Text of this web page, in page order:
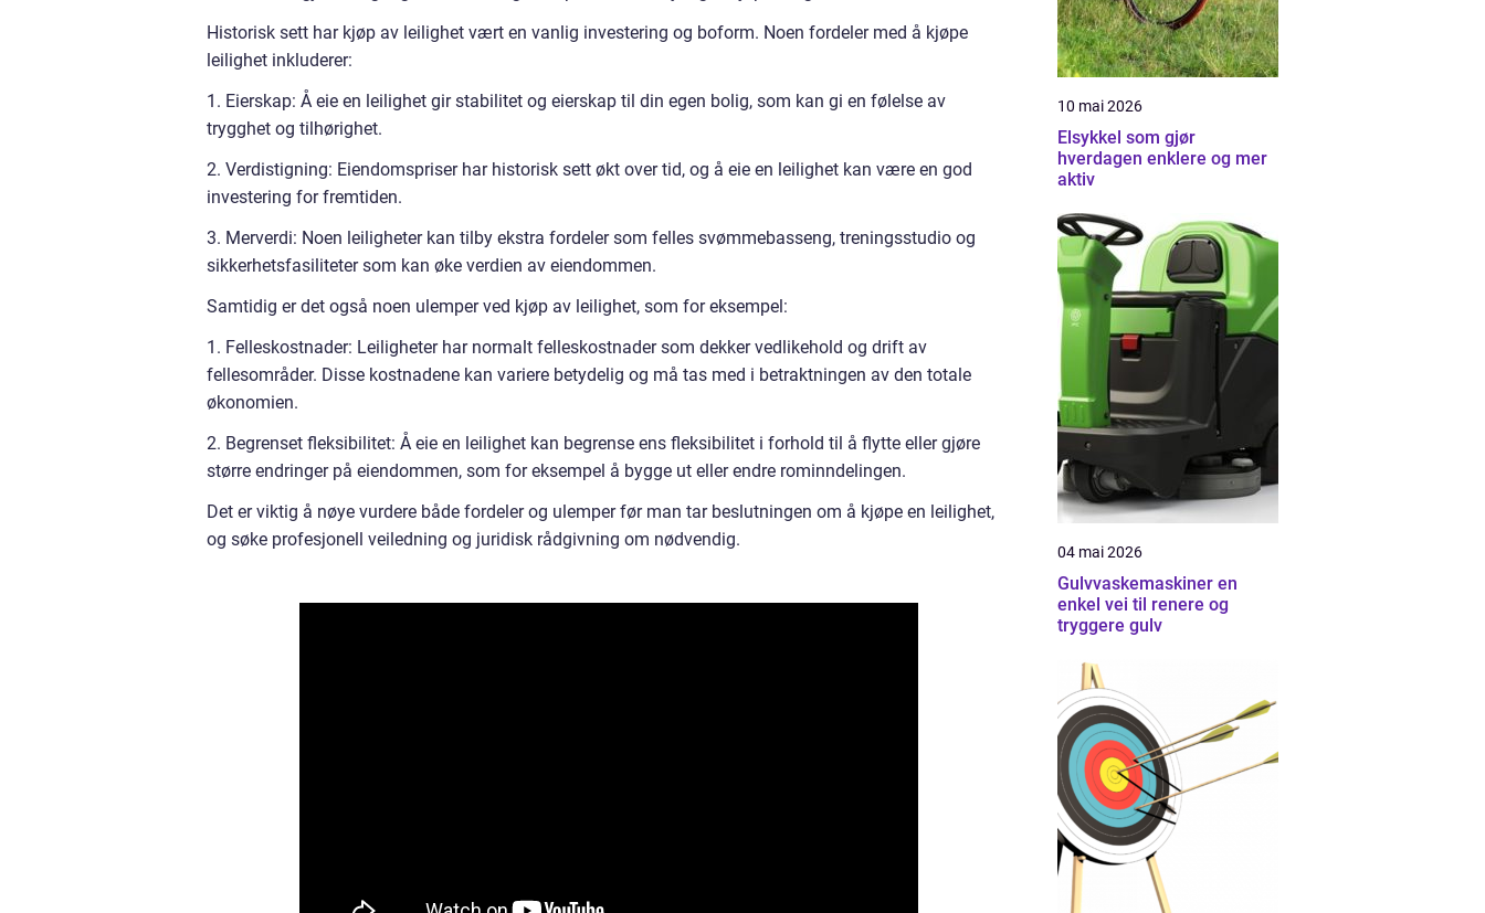
Historisk sett har kjøp av leilighet vært en vanlig investering og boform. Noen fordeler med å kjøpe
leilighet inkluderer:
1. Eierskap: Å eie en leilighet gir stabilitet og eierskap til din egen bolig, som kan gi en følelse av
trygghet og tilhørighet.
2. Verdistigning: Eiendomspriser har historisk sett økt over tid, og å eie en leilighet kan være en god
investering for fremtiden.
3. Merverdi: Noen leiligheter kan tilby ekstra fordeler som felles svømmebasseng, treningsstudio og
sikkerhetsfasiliteter som kan øke verdien av eiendommen.
Samtidig er det også noen ulemper ved kjøp av leilighet, som for eksempel:
1. Felleskostnader: Leiligheter har normalt felleskostnader som dekker vedlikehold og drift av
fellesområder. Disse kostnadene kan variere betydelig og må tas med i betraktningen av den totale
økonomien.
2. Begrenset fleksibilitet: Å eie en leilighet kan begrense ens fleksibilitet i forhold til å flytte eller gjøre
større endringer på eiendommen, som for eksempel å bygge ut eller endre rominndelingen.
Det er viktig å nøye vurdere både fordeler og ulemper før man tar beslutningen om å kjøpe en leilighet,
og søke profesjonell veiledning og juridisk rådgivning om nødvendig.
10 mai 2026
Elsykkel som gjør
hverdagen enklere og mer
aktiv
04 mai 2026
Gulvvaskemaskiner en
enkel vei til renere og
tryggere gulv